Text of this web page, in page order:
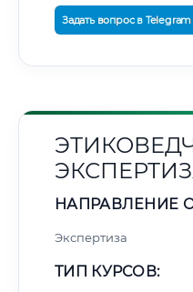
Задать вопрос в Telegram
НАПРАВЛЕНИЕ
Экспертиза
ТИП КУРСОВ: